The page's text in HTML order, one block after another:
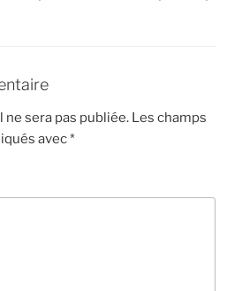
sera pas publiée. Les champs
avec*